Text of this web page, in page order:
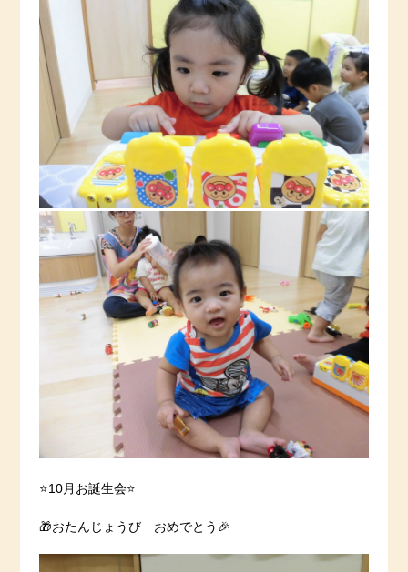
⭐️10月お誕生会⭐️
🎁おたんじょうび おめでとう🎉